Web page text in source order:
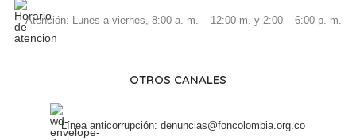
Atención: Lunes a viernes, 8:00 a. m. – 12:00 m. y 2:00 – 6:00 p. m.
OTROS CANALES
Línea anticorrupción: denuncias@foncolombia.org.co